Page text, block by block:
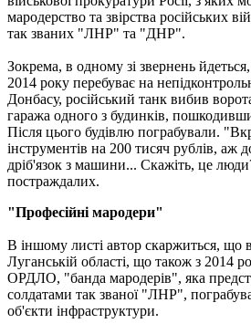
мародерство та звірства російських
так званих "ЛНР" та "ДНР".
Зокрема, в одному зі звернень
2014 року перебуває на
Донбасу, російський танк вибив
гаража одного з будинків,
Після цього будівлю пограбували.
інструментів на 200 тисяч рублів, аж
дріб'язок з машини... Скажіть, це
постраждалих.
"Професійні мародери"
В іншому листі автор скаржиться, що
Луганській області, що також з 2014
ОРДЛО, "банда мародерів", яка
солдатами так званої "ЛНР",
об'єкти інфраструктури.